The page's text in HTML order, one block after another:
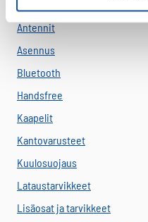
Antennit
Asennus
Bluetooth
Handsfree
Kaapelit
Kantovarusteet
Kuulosuojaus
Lataustarvikkeet
Lisäosat ja tarvikkeet